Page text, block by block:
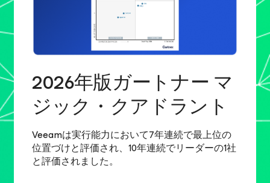
2026年版ガートナー マ
ジック・クアドラント
Veeamは実行能力において7年連続で最上位の
位置づけと評価され、10年連続でリーダーの1社
と評価されました。